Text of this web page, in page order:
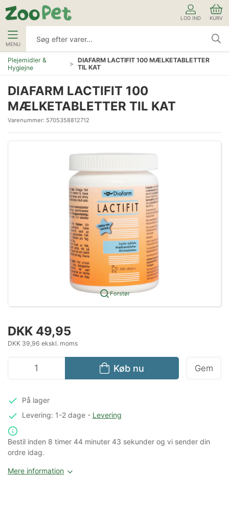
LOG IND KURV
MENU
Plejemidler &
Hygiejne
DIAFARM LACTIFIT 100 MÆLKETABLETTER
TIL KAT
DIAFARM LACTIFIT 100
MÆLKETABLETTER TIL KAT
Varenummer: 5705358812712
Forstør
DKK 49,95
DKK 39,96 ekskl. moms
Køb nu Gem
På lager
Levering: 1-2 dage- Levering
Bestil inden 8 timer 44 minuter 43 sekunder og vi sender din
ordre idag.
Mere information